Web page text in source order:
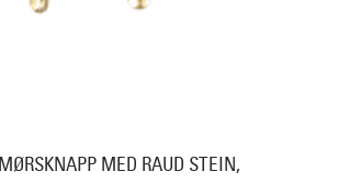
MED RAUD STEIN,